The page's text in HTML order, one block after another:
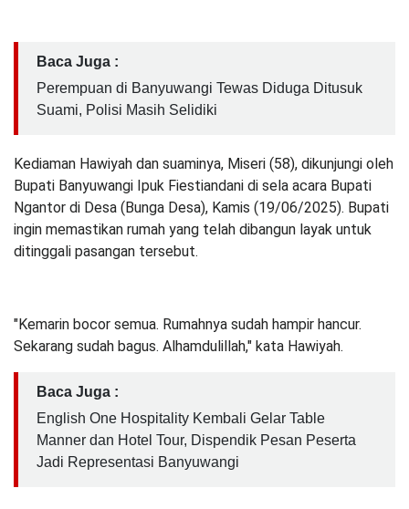
Baca Juga :
Perempuan di Banyuwangi Tewas Diduga Ditusuk
Suami, Polisi Masih Selidiki
Kediaman Hawiyah dan suaminya, Miseri (58), dikunjungi oleh
Bupati Banyuwangi Ipuk Fiestiandani di sela acara Bupati
Ngantor di Desa (Bunga Desa), Kamis (19/06/2025). Bupati
ingin memastikan rumah yang telah dibangun layak untuk
ditinggali pasangan tersebut.
"Kemarin bocor semua. Rumahnya sudah hampir hancur.
Sekarang sudah bagus. Alhamdulillah," kata Hawiyah.
Baca Juga :
English One Hospitality Kembali Gelar Table
Manner dan Hotel Tour, Dispendik Pesan Peserta
Jadi Representasi Banyuwangi